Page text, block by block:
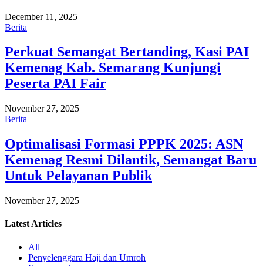
December 11, 2025
Berita
Perkuat Semangat Bertanding, Kasi PAI
Kemenag Kab. Semarang Kunjungi
Peserta PAI Fair
November 27, 2025
Berita
Optimalisasi Formasi PPPK 2025: ASN
Kemenag Resmi Dilantik, Semangat Baru
Untuk Pelayanan Publik
November 27, 2025
Latest Articles
All
Penyelenggara Haji dan Umroh